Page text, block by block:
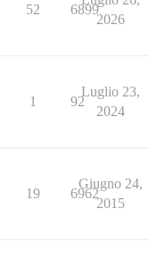
52 6899
2026
1 92
Luglio 23,
2024
19 6962
Giugno 24,
2015